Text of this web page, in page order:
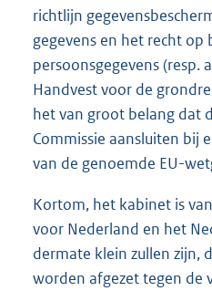
richtlijn
gegevens en het recht op
persoonsgegevens (resp.
Handvest voor de
het van groot belang dat
Commissie aansluiten bij
van de genoemde EU-
Kortom, het kabinet is
voor Nederland en het
dermate klein zullen zijn,
worden afgezet tegen de